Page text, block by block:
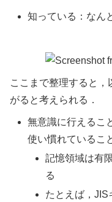
知っている：なん
ここまで整理すると
がると考えられる．
無意識に行えるこ
使い慣れているこ
記憶領域は有
る
たとえば，JIS